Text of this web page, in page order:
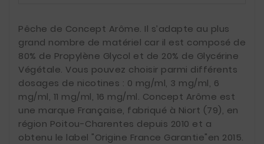
Pêche de Concept Arôme. Il s’adapte au plus
grand nombre de matériel car il est composé de
80% de Propylène Glycol et de 20% de Glycérine
Végétale. Vous pouvez choisir parmi différents
dosages de nicotines : 0 mg/ml, 3 mg/ml, 6
mg/ml, 11 mg/ml, 16 mg/ml. Concept Arôme est
une marque Française, fabriqué à Niort (79), en
région Poitou-Charentes depuis 2010 et a
obtenu le label "Origine France Garantie"en 2015.